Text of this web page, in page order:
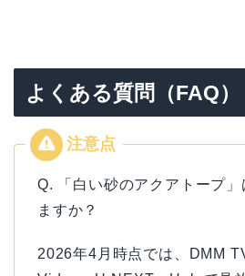
よくある質問（FAQ）
Q. 「白い砂のアクアトープ」
ますか？
2026年4月時点では、DMM